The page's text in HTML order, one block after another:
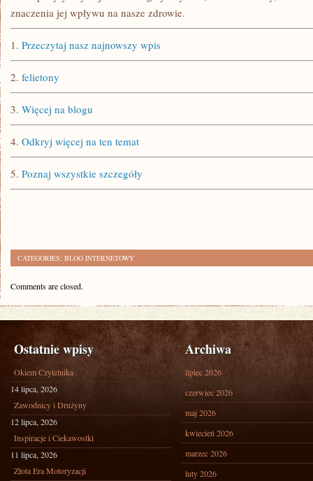
znaczenia jej wpływu na nasze zdrowie.
1. Przeczytaj nasz najnowszy wpis
2. felietony
3. Więcej na blogu
4. Odkryj więcej na ten temat
5. Poznaj wszystkie szczegóły
CATEGORIES: BLOG INTERNETOWY
Comments are closed.
Ostatnie wpisy
Okiem Czytelnika
14 lipca, 2026
Zawodnicy i Drużyny
12 lipca, 2026
Inspiracje i Ciekawostki
11 lipca, 2026
Złota Era Motoryzacji
Archiwa
lipiec 2026
czerwiec 2026
maj 2026
kwiecień 2026
marzec 2026
luty 2026